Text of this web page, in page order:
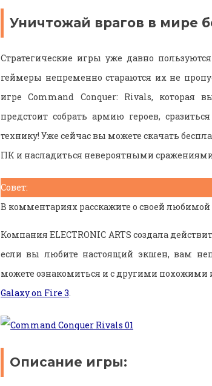
Уничтожай врагов в мире
Стратегические игры уже давно
геймеры непременно стараются их не
игре Command Conquer: Rivals, которая
предстоит собрать армию героев,
технику! Уже сейчас вы можете скачать
ПК и насладиться невероятными
Совет:
В комментариях расскажите о своей любимой
Компания ELECTRONIC ARTS создала
если вы любите настоящий экшен, вам
можете ознакомиться и с другими
Galaxy on Fire 3.
Описание игры: